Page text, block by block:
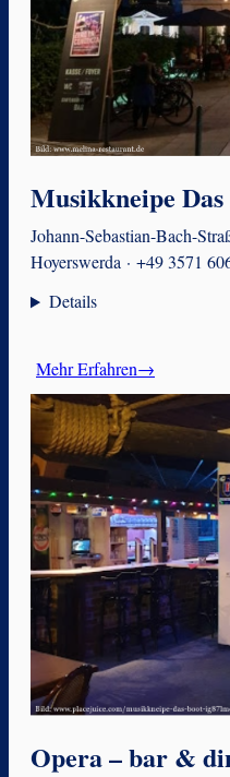
Musikkneipe
Johann-Sebastian-Bach-
Hoyerswerda · +49 3571
Details
Mehr Erfahren→
Opera – bar &